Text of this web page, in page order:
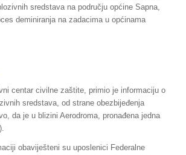
sredstava na području općine Sapna,
deminiranja na zadacima u općinama
centar civilne zaštite, primio je informaciju o
sredstava, od strane obezbijeđenja
da je u blizini Aerodroma, pronađena jedna
obaviješteni su uposlenici Federalne